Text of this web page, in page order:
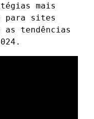
mais
para sites
as tendências